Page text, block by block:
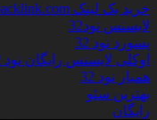
خرید بک لینک behtarinbacklink.com
لایسنس نود32
پسورد نود 32
اوکلی لایسنس رایگان نود 32
همیار نود 32
بهترین سئو
رایگان